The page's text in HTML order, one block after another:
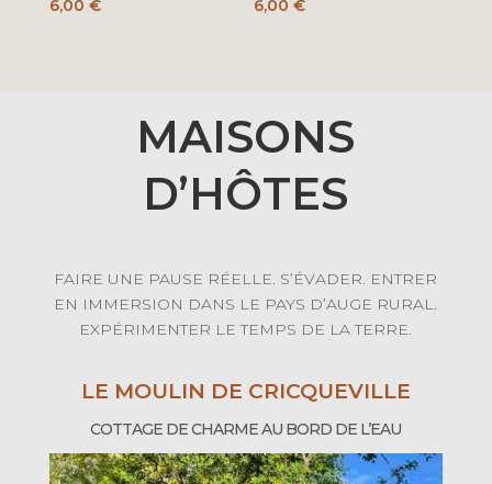
6,00 €
6,00€
MAISONS
D’HÔTES
FAIRE UNE PAUSE RÉELLE. S’ÉVADER. ENTRER
EN IMMERSION DANS LE PAYS D’AUGE RURAL.
EXPÉRIMENTER LE TEMPS DE LA TERRE.
LE MOULIN DE CRICQUEVILLE
COTTAGE DE CHARME AU BORD DE L’EAU